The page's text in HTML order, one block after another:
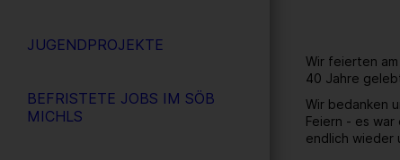
JUGENDPROJEKTE
BEFRISTETE JOBS IM SÖB
MICHLS
Wir feierten
40 Jahre
Wir bedanken
Feiern - es
endlich wieder